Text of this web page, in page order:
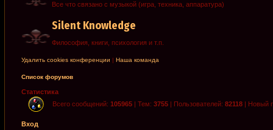
Все что связано с музыкой (игра, техника, аппаратура)
Silent Knowledge
Философия, книги, психология и т.п.
Удалить cookies конференции | Наша команда
Список форумов
Статистика
Всего сообщений: 105965 | Тем: 3755 | Пользователей: 82118 | Новый
Вход